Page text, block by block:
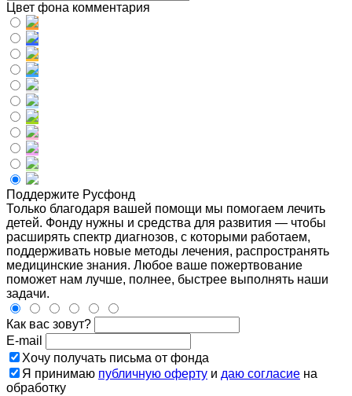
Цвет фона комментария
Поддержите Русфонд
Только благодаря вашей помощи мы помогаем лечить
детей. Фонду нужны и средства для развития — чтобы
расширять спектр диагнозов, с которыми работаем,
поддерживать новые методы лечения, распространять
медицинские знания. Любое ваше пожертвование
поможет нам лучше, полнее, быстрее выполнять наши
задачи.
Как вас зовут?
E-mail
Хочу получать письма от фонда
Я принимаю публичную оферту и даю согласие на
обработку